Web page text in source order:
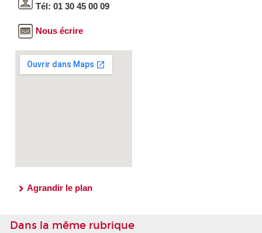
Tél: 01 30 45 00 09
Nous écrire
Agrandir le plan
Dans la même rubrique